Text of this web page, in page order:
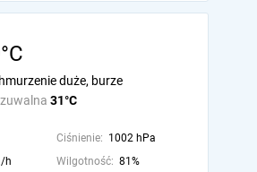
31°C
duże, burze
Ciśnienie: 1002 hPa
h Wilgotność: 81%